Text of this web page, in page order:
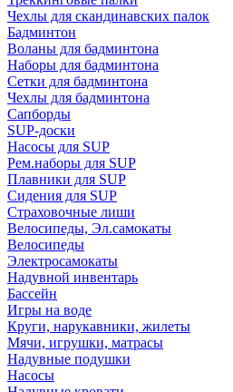
Чехлы для скандинавских палок
Бадминтон
Воланы для бадминтона
Наборы для бадминтона
Сетки для бадминтона
Чехлы для бадминтона
Сапборды
SUP-доски
Насосы для SUP
Рем.наборы для SUP
Плавники для SUP
Сидения для SUP
Страховочные лиши
Велосипеды, Эл.самокаты
Велосипеды
Электросамокаты
Надувной инвентарь
Бассейн
Игры на воде
Круги, нарукавники, жилеты
Мячи, игрушки, матрасы
Надувные подушки
Насосы